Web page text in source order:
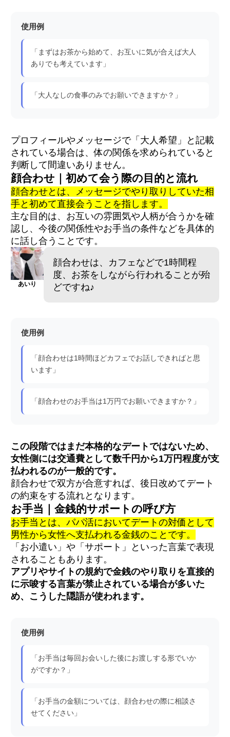
使用例
「まずはお茶から始めて、お互いに気が合えば大人
ありでも考えています」
「大人なしの食事のみでお願いできますか？」
プロフィールやメッセージで「大人希望」と記載
されている場合は、体の関係を求められていると
判断して間違いありません。
顔合わせ｜初めて会う際の目的と流れ
顔合わせとは、メッセージでやり取りしていた相
手と初めて直接会うことを指します。
主な目的は、お互いの雰囲気や人柄が合うかを確
認し、今後の関係性やお手当の条件などを具体的
に話し合うことです。
あいり
顔合わせは、カフェなどで1時間程
度、お茶をしながら行われることが殆
どですね♪
使用例
「顔合わせは1時間ほどカフェでお話しできればと思
います」
「顔合わせのお手当は1万円でお願いできますか？」
この段階ではまだ本格的なデートではないため、
女性側には交通費として数千円から1万円程度が支
払われるのが一般的です。
顔合わせで双方が合意すれば、後日改めてデート
の約束をする流れとなります。
お手当｜金銭的サポートの呼び方
お手当とは、パパ活においてデートの対価として
男性から女性へ支払われる金銭のことです。
「お小遣い」や「サポート」といった言葉で表現
されることもあります。
アプリやサイトの規約で金銭のやり取りを直接的
に示唆する言葉が禁止されている場合が多いた
め、こうした隠語が使われます。
使用例
「お手当は毎回お会いした後にお渡しする形でいか
がですか？」
「お手当の金額については、顔合わせの際に相談さ
せてください」